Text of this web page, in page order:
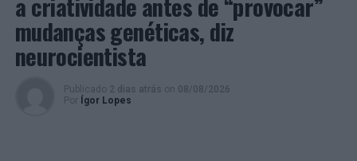
Apuram-se para o Campeonato da Europa, 16 seleções:
os dois organizadores (Grécia e Sérvia), mais os
vencedores dos seis torneios zonais da 1ª Ronda e os
2ª Ronda.
mudanças genéticas, diz
neurocientista
Publicado 2 dias atrás on 08/08/2026
Por
Ígor Lopes